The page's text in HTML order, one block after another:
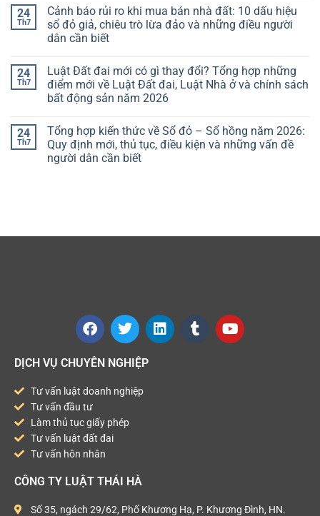
24
Th7
Cảnh báo rủi ro khi mua bán nhà đất: 10 dấu hiệu
sổ đỏ giả, chiêu trò lừa đảo và những điều người
dân cần biết
24
Th7
Luật Đất đai mới có gì thay đổi? Tổng hợp những
điểm mới về Luật Đất đai, Luật Nhà ở và chính sách
bất động sản năm 2026
24
Th7
Tổng hợp kiến thức về Sổ đỏ – Sổ hồng năm 2026:
Quy định mới, thủ tục, điều kiện và những vấn đề
người dân cần biết
DỊCH VỤ CHUYÊN NGHIỆP
Tư vấn luật doanh nghiệp
Tư vấn đầu tư
Làm thủ tục giấy phép
Tư vấn luật đất đai
Tư vấn hôn nhân
CÔNG TY LUẬT THÁI HÀ
Số 35, ngách 29/62, Phố Khương Hạ, P. Khương Đình, HN.